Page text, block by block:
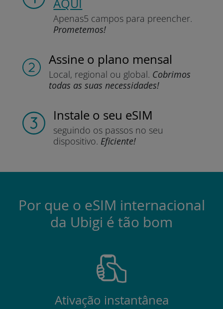
AQUI
Apenas5 campos para preencher.
Prometemos!
Assine o plano mensal
Local, regional ou global. Cobrimos
todas as suas necessidades!
Instale o seu eSIM
seguindo os passos no seu
dispositivo. Eficiente!
Por que o eSIM internacional
da Ubigi é tão bom
Ativação instantânea